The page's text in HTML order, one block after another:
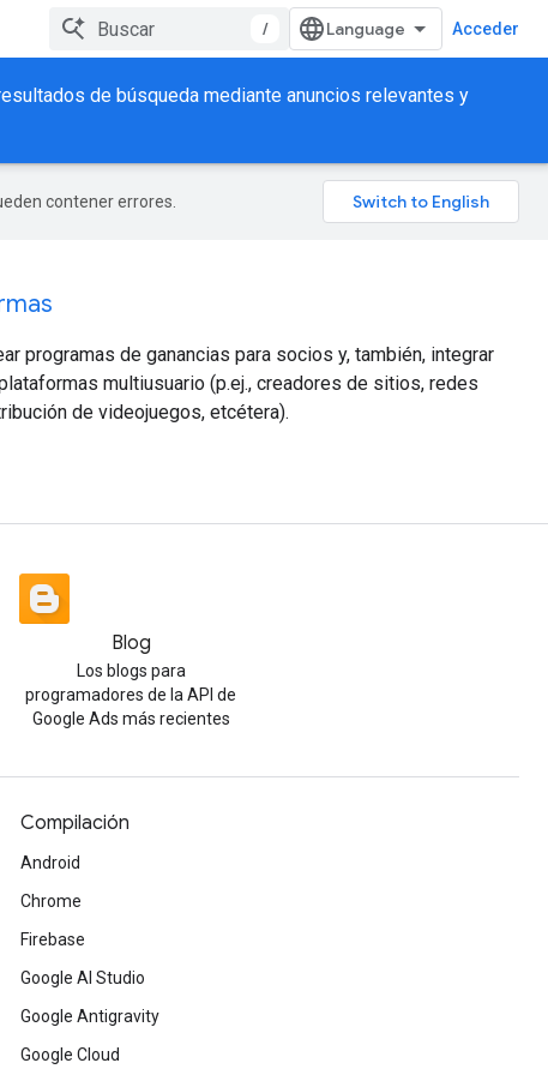
/ Acceder
de búsqueda mediante anuncios relevantes y
contener errores.
programas de ganancias para socios y, también, integrar
multiusuario (p.ej., creadores de sitios, redes
de videojuegos, etcétera).
Blog
Los blogs para
programadores de la API de
Google Ads más recientes
Compilación
Android
Chrome
Firebase
Google AI Studio
Google Antigravity
Google Cloud